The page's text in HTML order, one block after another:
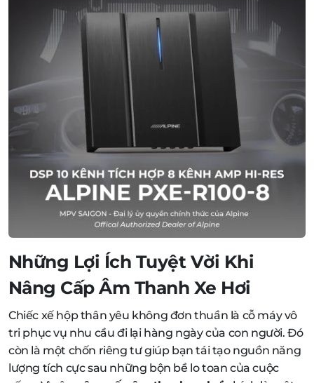
Những Lợi Ích Tuyệt Vời Khi
Nâng Cấp Âm Thanh Xe Hơi
Chiếc xế hộp thân yêu không đơn thuần là cỗ máy vô
tri phục vụ nhu cầu đi lại hàng ngày của con người. Đó
còn là một chốn riêng tư giúp bạn tái tạo nguồn năng
lượng tích cực sau những bộn bề lo toan của cuộc